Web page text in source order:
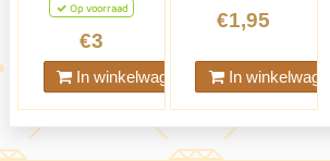
Op voorraad
€3
In winkelwagen
€1,95
In winkelwagen